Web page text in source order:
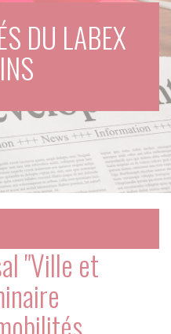
DU LABEX
"Ville et